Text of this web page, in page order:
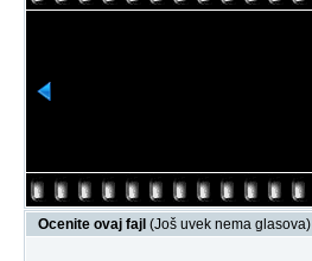
Ocenite ovaj fajl (Još uvek nema glasova)